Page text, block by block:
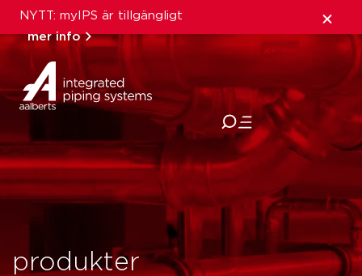
NYTT: myIPS är tillgängligt
mer info
stäng
produkter